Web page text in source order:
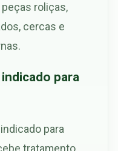
roliças,
cercas e
para
para
tratamento